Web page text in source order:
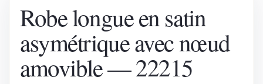
Robe longue en satin
asymétrique avec nœud
amovible — 22215